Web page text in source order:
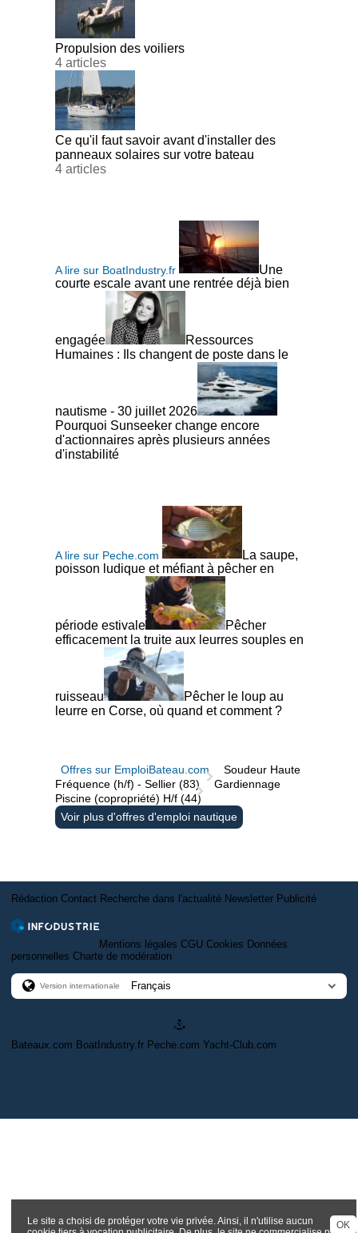
Le site a choisi de protéger votre vie privée. Ainsi, il n'utilise aucun
OK
Propulsion des voiliers
4 articles
Ce qu'il faut savoir avant d'installer des
panneaux solaires sur votre bateau
4 articles
A lire sur BoatIndustry.fr
Une
courte escale avant une rentrée déjà bien
engagée
Ressources
Humaines : Ils changent de poste dans le
nautisme - 30 juillet 2026
Pourquoi Sunseeker change encore
d'actionnaires après plusieurs années
d'instabilité
A lire sur Peche.com
La saupe,
poisson ludique et méfiant à pêcher en
période estivale
Pêcher
efficacement la truite aux leurres souples en
ruisseau
Pêcher le loup au
leurre en Corse, où quand et comment ?
Offres sur EmploiBateau.com
Soudeur Haute
Fréquence (h/f) - Sellier (83)
Gardiennage
Piscine (copropriété) H/f (44)
Voir plus d'offres d'emploi nautique
Rédaction Contact Recherche dans l'actualité Newsletter Publicité
Mentions légales CGU Cookies Données
personnelles Charte de modération
Version internationale
Bateaux.com BoatIndustry.fr Peche.com Yacht-Club.com